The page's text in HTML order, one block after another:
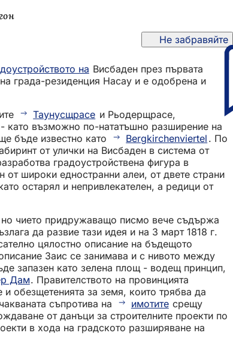
Не забравяйте
на Висбаден през първата
града-резиденция Насау и е одобрена и
Таунусщрасе и Рьодерщрасе,
като възможно по-нататъшно разширение на
бъде известно като Bergkirchenviertel . По
от улички на Висбаден в система от
градоустройствена фигура в
от широки едностранни алеи, от двете страни
остарял и непривлекателен, а редици от
но чието придружаващо писмо вече съдържа
да развие тази идея и на 3 март 1818 г.
цялостно описание на бъдещото
Заис се занимава и с нивото между
запазен като зелена площ - водещ принцип,
Дам. Правителството на провинцията
обезщетенията за земя, които трябва да
съпротива на
имотите срещу
от данъци за строителните проекти по
в хода на градското разширяване на